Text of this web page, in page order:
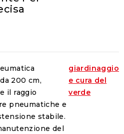
200 cm,
il raggio
pneumatiche e
stabile.
del
giardinaggio
e cura del
verde